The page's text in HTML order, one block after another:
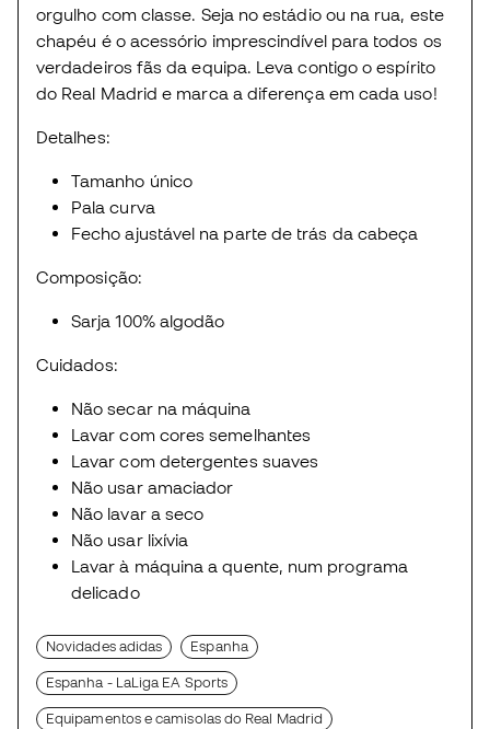
orgulho com classe. Seja no estádio ou na rua, este
chapéu é o acessório imprescindível para todos os
verdadeiros fãs da equipa. Leva contigo o espírito
do Real Madrid e marca a diferença em cada uso!
Detalhes:
Tamanho único
Pala curva
Fecho ajustável na parte de trás da cabeça
Composição:
Sarja 100% algodão
Cuidados:
Não secar na máquina
Lavar com cores semelhantes
Lavar com detergentes suaves
Não usar amaciador
Não lavar a seco
Não usar lixívia
Lavar à máquina a quente, num programa
delicado
Novidades adidas Espanha
Espanha - LaLiga EA Sports
Equipamentos e camisolas do Real Madrid